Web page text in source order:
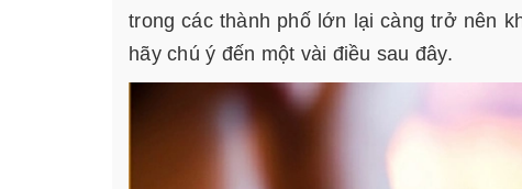
trong các thành phố lớn lại càng trở nên
hãy chú ý đến một vài điều sau đây.